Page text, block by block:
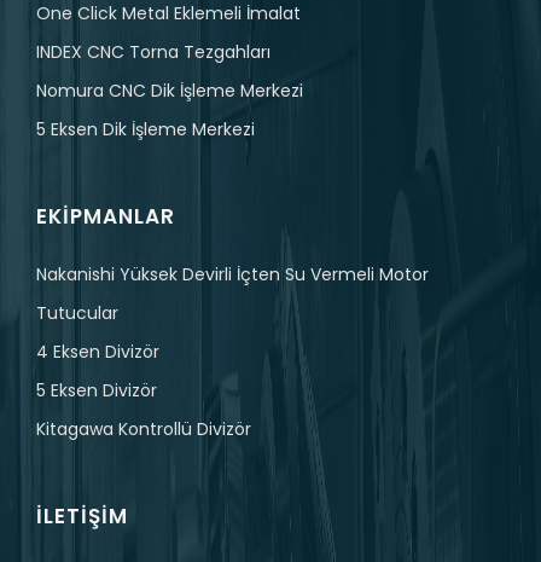
One Click Metal Eklemeli İmalat
INDEX CNC Torna Tezgahları
Nomura CNC Dik İşleme Merkezi
5 Eksen Dik İşleme Merkezi
EKIPMANLAR
Nakanishi Yüksek Devirli İçten Su Vermeli Motor
Tutucular
4 Eksen Divizör
5 Eksen Divizör
Kitagawa Kontrollü Divizör
İLETIŞIM